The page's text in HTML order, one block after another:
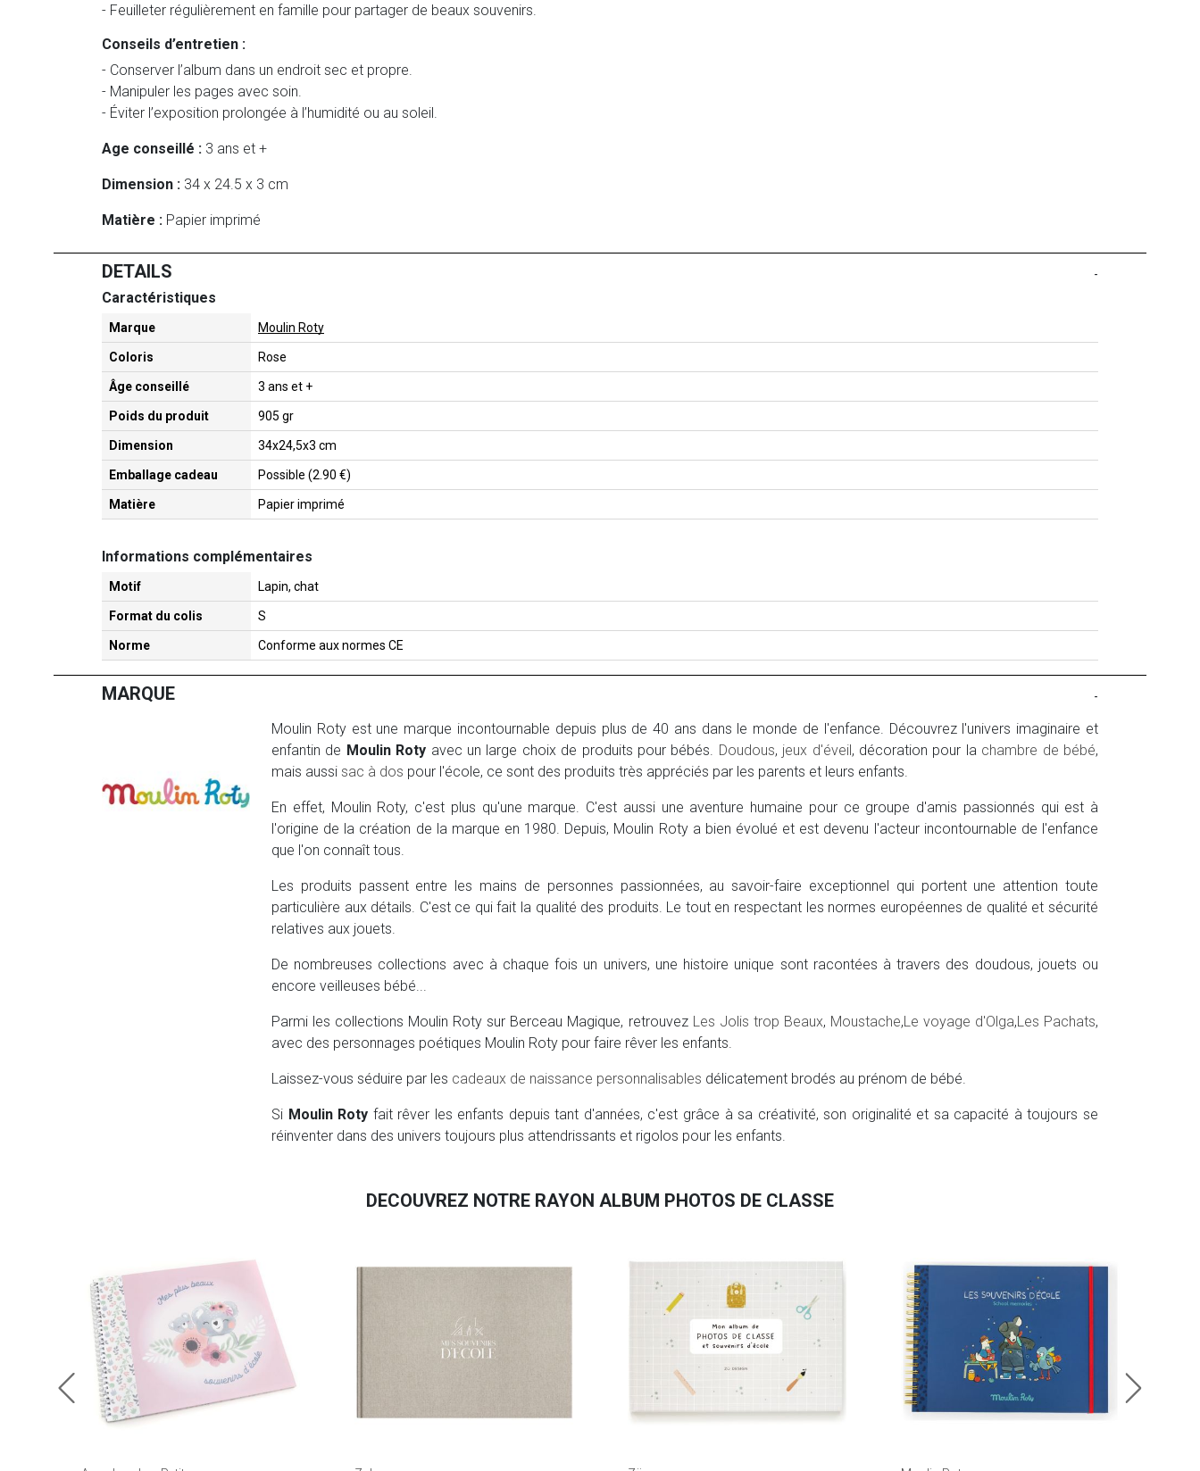
- Feuilleter régulièrement en famille pour partager de beaux souvenirs.
Conseils d’entretien :
- Conserver l’album dans un endroit sec et propre.
- Manipuler les pages avec soin.
- Éviter l’exposition prolongée à l’humidité ou au soleil.
Age conseillé : 3 ans et +
Dimension : 34 x 24.5 x 3 cm
Matière : Papier imprimé
DETAILS -
Caractéristiques
Marque Moulin Roty
Coloris Rose
Âge conseillé 3 ans et +
Poids du produit 905 gr
Dimension 34x24,5x3 cm
Emballage cadeau Possible (2.90 €)
Matière Papier imprimé
Informations complémentaires
Motif Lapin, chat
Format du colis S
Norme Conforme aux normes CE
MARQUE -
Moulin Roty est une marque incontournable depuis plus de 40 ans dans le monde de l'enfance. Découvrez l'univers imaginaire et
enfantin de Moulin Roty avec un large choix de produits pour bébés. Doudous, jeux d'éveil, décoration pour la chambre de bébé,
mais aussi sac à dos pour l'école, ce sont des produits très appréciés par les parents et leurs enfants.
En effet, Moulin Roty, c'est plus qu'une marque. C'est aussi une aventure humaine pour ce groupe d'amis passionnés qui est à
l'origine de la création de la marque en 1980. Depuis, Moulin Roty a bien évolué et est devenu l'acteur incontournable de l'enfance
que l'on connaît tous.
Les produits passent entre les mains de personnes passionnées, au savoir-faire exceptionnel qui portent une attention toute
particulière aux détails. C'est ce qui fait la qualité des produits. Le tout en respectant les normes européennes de qualité et sécurité
relatives aux jouets.
De nombreuses collections avec à chaque fois un univers, une histoire unique sont racontées à travers des doudous, jouets ou
encore veilleuses bébé...
Parmi les collections Moulin Roty sur Berceau Magique, retrouvez Les Jolis trop Beaux, Moustache,Le voyage d'Olga,Les Pachats,
avec des personnages poétiques Moulin Roty pour faire rêver les enfants.
Laissez-vous séduire par les cadeaux de naissance personnalisables délicatement brodés au prénom de bébé.
Si Moulin Roty fait rêver les enfants depuis tant d'années, c'est grâce à sa créativité, son originalité et sa capacité à toujours se
réinventer dans des univers toujours plus attendrissants et rigolos pour les enfants.
DECOUVREZ NOTRE RAYON ALBUM PHOTOS DE CLASSE